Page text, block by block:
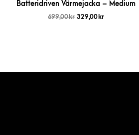
Batteridriven Värmejacka – Medium
699,00kr 329,00 kr